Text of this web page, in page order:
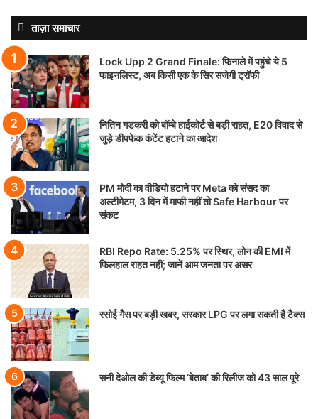
ताज़ा समाचार
Lock Upp 2 Grand Finale: फिनाले में पहुंचे ये 5
फाइनलिस्ट, अब किसी एक के सिर सजेगी ट्रॉफी
नितिन गडकरी को बॉम्बे हाईकोर्ट से बड़ी राहत, E20 विवाद से
जुड़े डीपफेक कंटेंट हटाने का आदेश
PM मोदी का वीडियो हटाने पर Meta को संसद का
अल्टीमेटम, 3 दिन में माफी नहीं तो Safe Harbour पर
संकट
RBI Repo Rate: 5.25% पर स्थिर, लोन की EMI में
फिलहाल राहत नहीं; जानें आम जनता पर असर
रसोई गैस पर बड़ी खबर, सरकार LPG पर लगा सकती है टैक्स
सनी देओल की डेब्यू फिल्म ‘बेताब’ की रिलीज को 43 साल पूरे